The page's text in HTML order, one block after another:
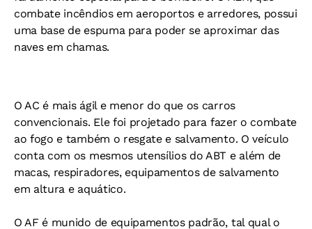
combate incêndios em aeroportos e arredores, possui
uma base de espuma para poder se aproximar das
naves em chamas.
O AC é mais ágil e menor do que os carros
convencionais. Ele foi projetado para fazer o combate
ao fogo e também o resgate e salvamento. O veículo
conta com os mesmos utensílios do ABT e além de
macas, respiradores, equipamentos de salvamento
em altura e aquático.
O AF é munido de equipamentos padrão, tal qual o